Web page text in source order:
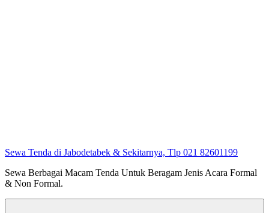
Sewa Tenda di Jabodetabek & Sekitarnya, Tlp 021 82601199
Sewa Berbagai Macam Tenda Untuk Beragam Jenis Acara Formal
& Non Formal.